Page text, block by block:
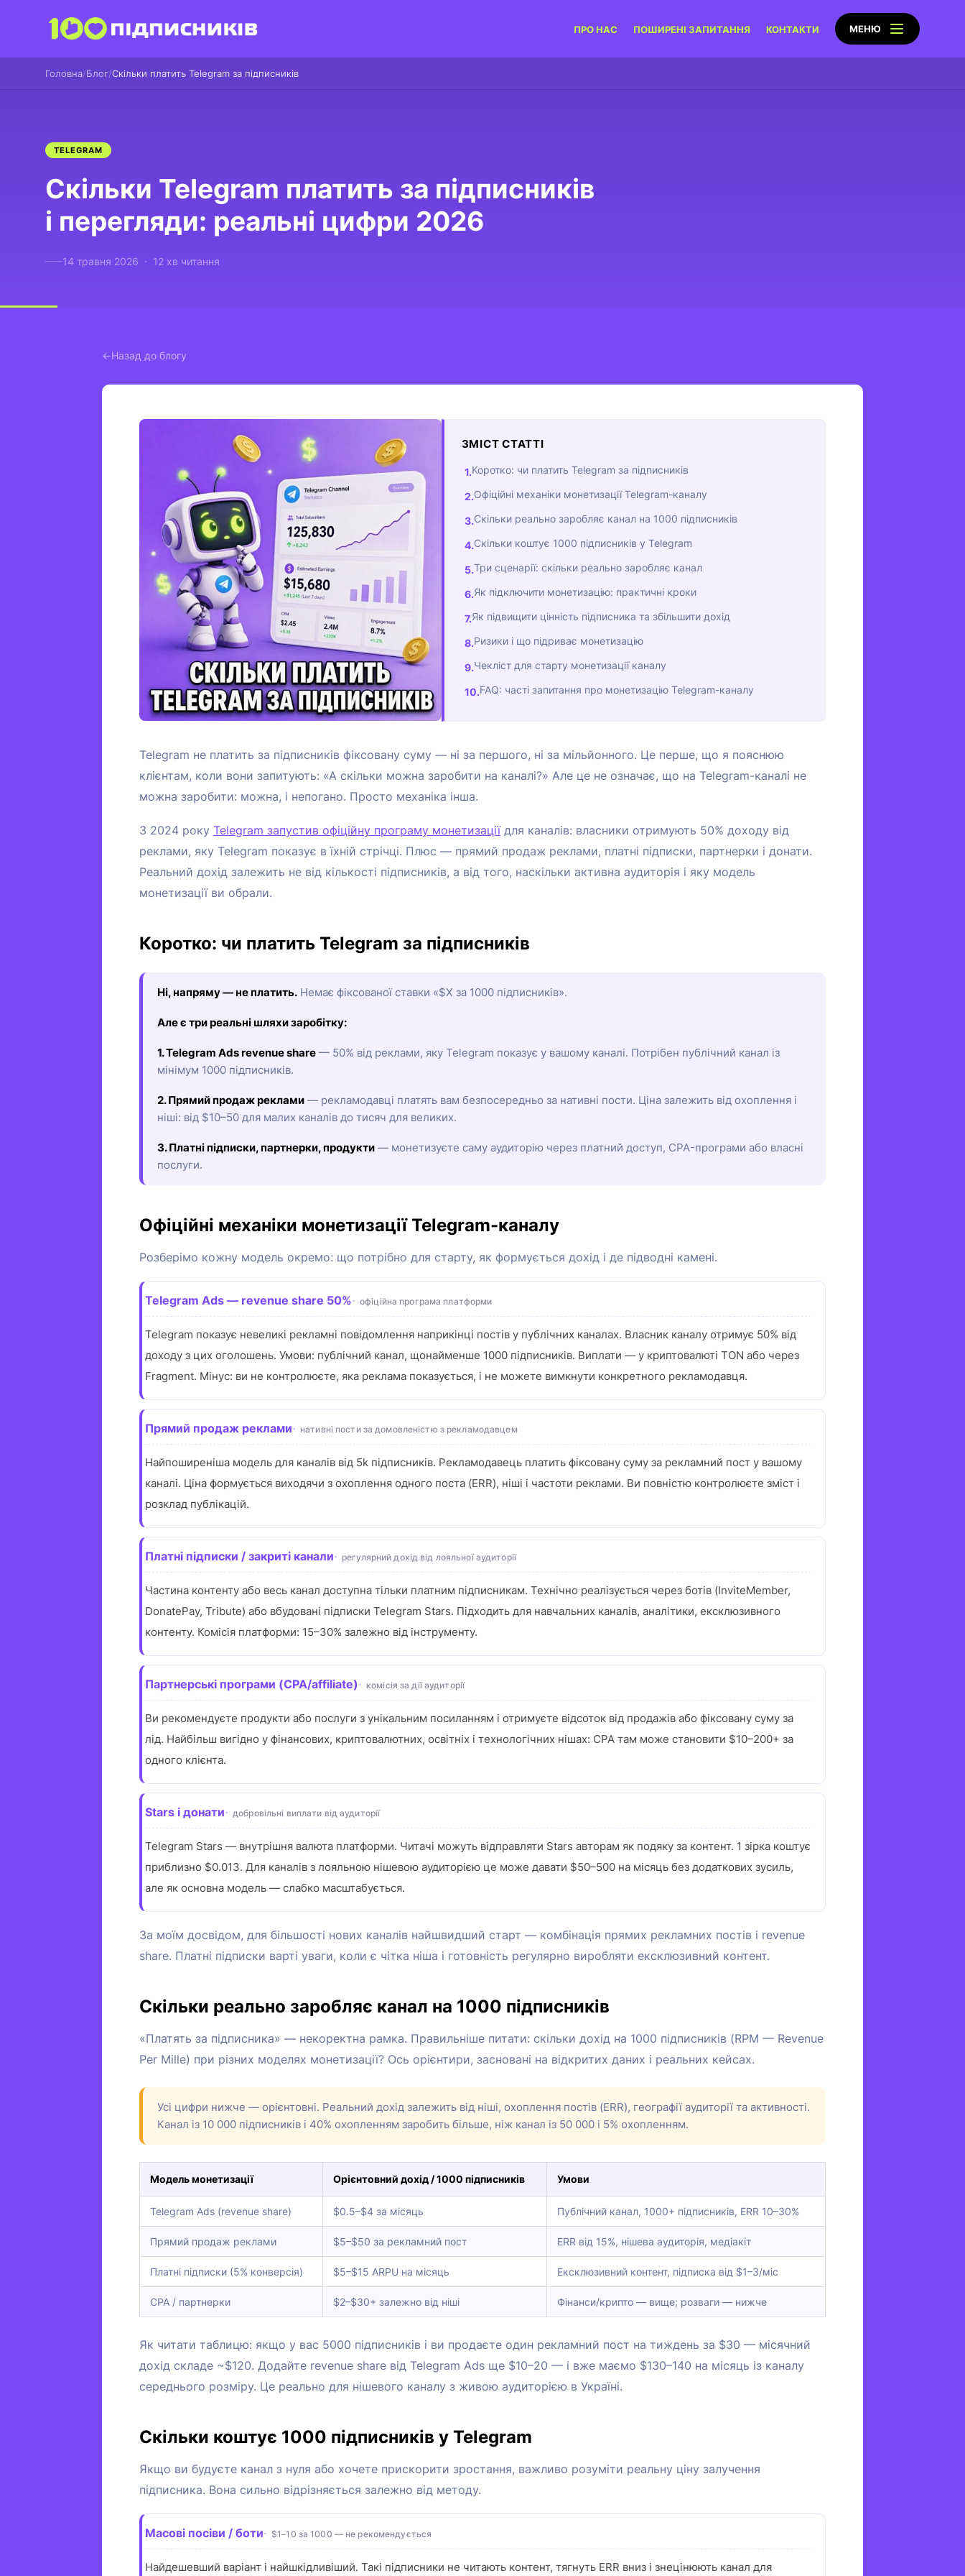
ПРО НАС ПОШИРЕНІ ЗАПИТАННЯ КОНТАКТИ МЕНЮ
Головна Блог Скільки платить Telegram за підписників
TELEGRAM
Скільки Telegram платить за підписників
і перегляди: реальні цифри 2026
14 травня 2026 · 12 хв читання
Назад до блогу
ЗМІСТ СТАТТІ
Коротко: чи платить Telegram за підписників
Офіційні механіки монетизації Telegram-каналу
Скільки реально заробляє канал на 1000 підписників
Скільки коштує 1000 підписників у Telegram
Три сценарії: скільки реально заробляє канал
Як підключити монетизацію: практичні кроки
Як підвищити цінність підписника та збільшити дохід
Ризики і що підриває монетизацію
Чекліст для старту монетизації каналу
FAQ: часті запитання про монетизацію Telegram-каналу
Telegram не платить за підписників фіксовану суму — ні за першого, ні за мільйонного. Це перше, що я пояснюю
клієнтам, коли вони запитують: «А скільки можна заробити на каналі?» Але це не означає, що на Telegram-каналі не
можна заробити: можна, і непогано. Просто механіка інша.
З 2024 року Telegram запустив офіційну програму монетизаціїдля каналів: власники отримують 50% доходу від
реклами, яку Telegram показує в їхній стрічці. Плюс — прямий продаж реклами, платні підписки, партнерки і донати.
Реальний дохід залежить не від кількості підписників, а від того, наскільки активна аудиторія і яку модель
монетизації ви обрали.
Коротко: чи платить Telegram за підписників
Ні, напряму — не платить. Немає фіксованої ставки «$X за 1000 підписників».
Але є три реальні шляхи заробітку:
1. Telegram Ads revenue share — 50% від реклами, яку Telegram показує у вашому каналі. Потрібен публічний канал із
мінімум 1000 підписників.
2. Прямий продаж реклами — рекламодавці платять вам безпосередньо за нативні пости. Ціна залежить від охоплення і
ніші: від $10–50 для малих каналів до тисяч для великих.
3. Платні підписки, партнерки, продукти — монетизуєте саму аудиторію через платний доступ, CPA-програми або власні
послуги.
Офіційні механіки монетизації Telegram-каналу
Розберімо кожну модель окремо: що потрібно для старту, як формується дохід і де підводні камені.
Telegram Ads — revenue share 50% офіційна програма платформи
Telegram показує невеликі рекламні повідомлення наприкінці постів у публічних каналах. Власник каналу отримує 50% від
доходу з цих оголошень. Умови: публічний канал, щонайменше 1000 підписників. Виплати — у криптовалюті TON або через
Fragment. Мінус: ви не контролюєте, яка реклама показується, і не можете вимкнути конкретного рекламодавця.
Прямий продаж реклами нативні пости за домовленістю з рекламодавцем
Найпоширеніша модель для каналів від 5k підписників. Рекламодавець платить фіксовану суму за рекламний пост у вашому
каналі. Ціна формується виходячи з охоплення одного поста (ERR), ніші і частоти реклами. Ви повністю контролюєте зміст і
розклад публікацій.
Платні підписки / закриті канали регулярний дохід від лояльної аудиторії
Частина контенту або весь канал доступна тільки платним підписникам. Технічно реалізується через ботів (InviteMember,
DonatePay, Tribute) або вбудовані підписки Telegram Stars. Підходить для навчальних каналів, аналітики, ексклюзивного
контенту. Комісія платформи: 15–30% залежно від інструменту.
Партнерські програми (CPA/affiliate) комісія за дії аудиторії
Ви рекомендуєте продукти або послуги з унікальним посиланням і отримуєте відсоток від продажів або фіксовану суму за
лід. Найбільш вигідно у фінансових, криптовалютних, освітніх і технологічних нішах: CPA там може становити $10–200+ за
одного клієнта.
Stars і донати добровільні виплати від аудиторії
Telegram Stars — внутрішня валюта платформи. Читачі можуть відправляти Stars авторам як подяку за контент. 1 зірка коштує
приблизно $0.013. Для каналів з лояльною нішевою аудиторією це може давати $50–500 на місяць без додаткових зусиль,
але як основна модель — слабко масштабується.
За моїм досвідом, для більшості нових каналів найшвидший старт — комбінація прямих рекламних постів і revenue
share. Платні підписки варті уваги, коли є чітка ніша і готовність регулярно виробляти ексклюзивний контент.
Скільки реально заробляє канал на 1000 підписників
«Платять за підписника» — некоректна рамка. Правильніше питати: скільки дохід на 1000 підписників (RPM — Revenue
Per Mille) при різних моделях монетизації? Ось орієнтири, засновані на відкритих даних і реальних кейсах.
Усі цифри нижче — орієнтовні. Реальний дохід залежить від ніші, охоплення постів (ERR), географії аудиторії та активності.
Канал із 10 000 підписників і 40% охопленням заробить більше, ніж канал із 50 000 і 5% охопленням.
Модель монетизації Орієнтовний дохід / 1000 підписників Умови
Telegram Ads (revenue share) $0.5–$4 за місяць Публічний канал, 1000+ підписників, ERR 10–30%
Прямий продаж реклами $5–$50 за рекламний пост ERR від 15%, нішева аудиторія, медіакіт
Платні підписки (5% конверсія) $5–$15 ARPU на місяць Ексклюзивний контент, підписка від $1–3/міс
CPA / партнерки $2–$30+ залежно від ніші Фінанси/крипто — вище; розваги — нижче
Як читати таблицю: якщо у вас 5000 підписників і ви продаєте один рекламний пост на тиждень за $30 — місячний
дохід складе ~$120. Додайте revenue share від Telegram Ads ще $10–20 — і вже маємо $130–140 на місяць із каналу
середнього розміру. Це реально для нішевого каналу з живою аудиторією в Україні.
Скільки коштує 1000 підписників у Telegram
Якщо ви будуєте канал з нуля або хочете прискорити зростання, важливо розуміти реальну ціну залучення
підписника. Вона сильно відрізняється залежно від методу.
Масові посіви / боти $1–10 за 1000 — не рекомендується
Найдешевший варіант і найшкідливіший. Такі підписники не читають контент, тягнуть ERR вниз і знецінюють канал для